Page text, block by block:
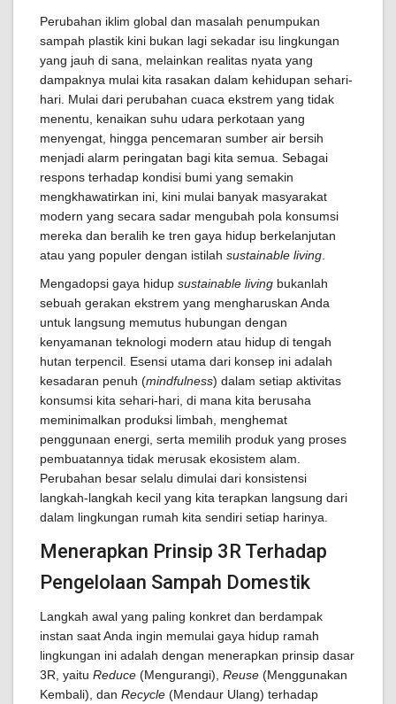
Perubahan iklim global dan masalah penumpukan
sampah plastik kini bukan lagi sekadar isu lingkungan
yang jauh di sana, melainkan realitas nyata yang
dampaknya mulai kita rasakan dalam kehidupan sehari-
hari. Mulai dari perubahan cuaca ekstrem yang tidak
menentu, kenaikan suhu udara perkotaan yang
menyengat, hingga pencemaran sumber air bersih
menjadi alarm peringatan bagi kita semua. Sebagai
respons terhadap kondisi bumi yang semakin
mengkhawatirkan ini, kini mulai banyak masyarakat
modern yang secara sadar mengubah pola konsumsi
mereka dan beralih ke tren gaya hidup berkelanjutan
atau yang populer dengan istilah sustainable living
Mengadopsi gaya hidup sustainable living bukanlah
sebuah gerakan ekstrem yang mengharuskan Anda
untuk langsung memutus hubungan dengan
kenyamanan teknologi modern atau hidup di tengah
hutan terpencil. Esensi utama dari konsep ini adalah
kesadaran penuh (mindfulness) dalam setiap aktivitas
konsumsi kita sehari-hari, di mana kita berusaha
meminimalkan produksi limbah, menghemat
penggunaan energi, serta memilih produk yang proses
pembuatannya tidak merusak ekosistem alam.
Perubahan besar selalu dimulai dari konsistensi
langkah-langkah kecil yang kita terapkan langsung dari
dalam lingkungan rumah kita sendiri setiap harinya.
Menerapkan Prinsip 3R Terhadap
Pengelolaan Sampah Domestik
Langkah awal yang paling konkret dan berdampak
instan saat Anda ingin memulai gaya hidup ramah
lingkungan ini adalah dengan menerapkan prinsip dasar
3R, yaitu Reduce (Mengurangi), Reuse (Menggunakan
Kembali), dan Recycle (Mendaur Ulang) terhadap